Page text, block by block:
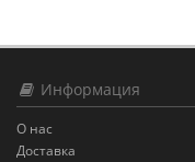
Информация
О нас
Доставка